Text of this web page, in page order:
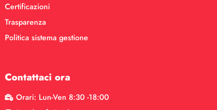
Certificazioni
Trasparenza
Politica sistema gestione
Contattaci ora
Orari: Lun-Ven 8:30 -18:00